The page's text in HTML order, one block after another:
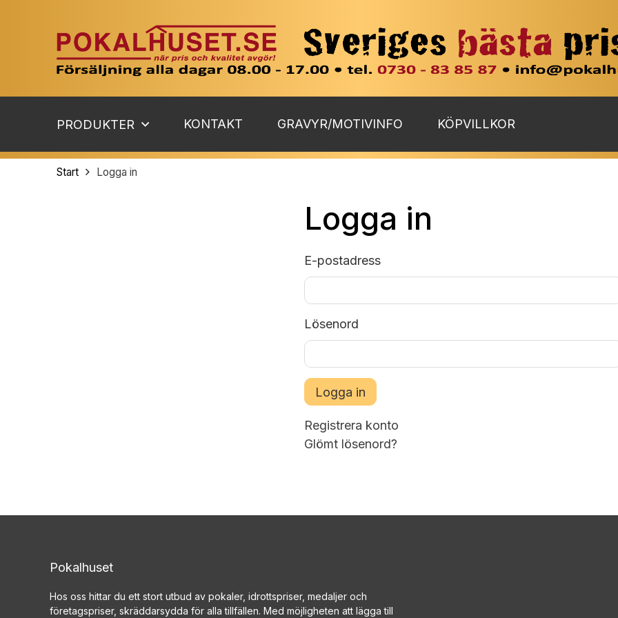
PRODUKTER KONTAKT GRAVYR/MOTIVINFO KÖPVILLKOR
Start Logga in
Logga in
E-postadress
Lösenord
Logga in
Registrera konto
Glömt lösenord?
Pokalhuset
Hos oss hittar du ett stort utbud av pokaler, idrottspriser, medaljer och
företagspriser, skräddarsydda för alla tillfällen. Med möjligheten att lägga till